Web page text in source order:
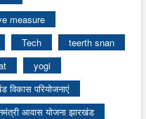
measure
Tech
teerth snan
yogi
विकास परियोजनाएं
आवास योजना झारखंड